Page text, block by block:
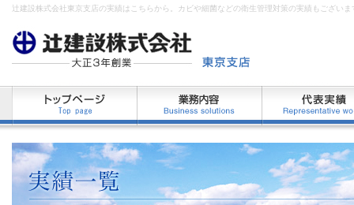
辻建設株式会社東京支店の実績はこちらから。カビや細菌などの衛生管理対策の実績もございま